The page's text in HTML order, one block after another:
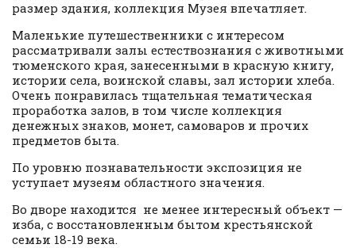
размер здания, коллекция Музея впечатляет.
Маленькие путешественники с интересом
рассматривали залы естествознания с животными
тюменского края, занесенными в красную книгу,
истории села, воинской славы, зал истории хлеба.
Очень понравилась тщательная тематическая
проработка залов, в том числе коллекция
денежных знаков, монет, самоваров и прочих
предметов быта.
По уровню познавательности экспозиция не
уступает музеям областного значения.
Во дворе находится не менее интересный объект —
изба, с восстановленным бытом крестьянской
семьи 18-19 века.